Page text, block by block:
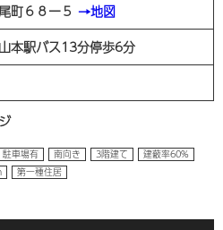
町６８ー５ →地図
本駅バス13分停歩6分
駐車場有 南向き 3階建て
建蔽率60%
第一種住居